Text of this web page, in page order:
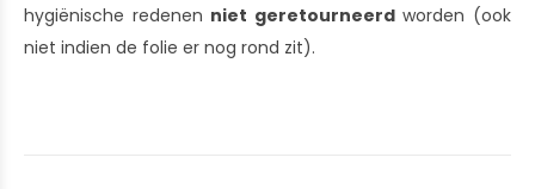
hygiënische redenen niet geretourneerdworden (ook
niet indien de folie er nog rond zit).